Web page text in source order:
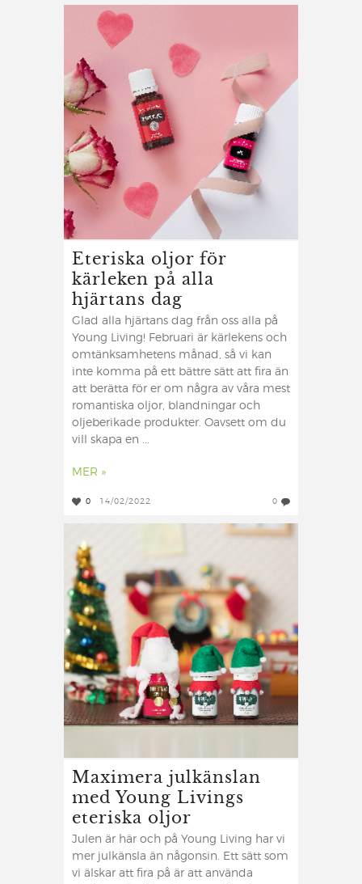
Eteriska oljor för
kärleken på alla
hjärtans dag
Glad alla hjärtans dag från oss alla på
Young Living! Februari är kärlekens och
omtänksamhetens månad, så vi kan
inte komma på ett bättre sätt att fira än
att berätta för er om några av våra mest
romantiska oljor, blandningar och
oljeberikade produkter. Oavsett om du
vill skapa en ...
MER »
0 14/02/2022 0
Maximera julkänslan
med Young Livings
eteriska oljor
Julen är här och på Young Living har vi
mer julkänsla än någonsin. Ett sätt som
vi älskar att fira på är att använda